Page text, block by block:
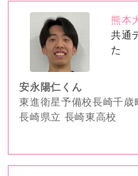
no
image
熊本
共通
た
安永陽仁くん
東進衛星予備校長崎千歳
長崎県立 長崎東高校